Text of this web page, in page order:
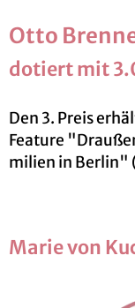
Otto
do­tiert mit
Den 3. Preis
Fea­ture
mi­li­en in Ber­lin"
Marie von